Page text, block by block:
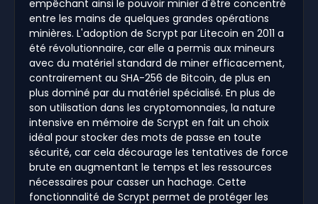
empêchant ainsi le pouvoir minier d'être concentré
entre les mains de quelques grandes opérations
minières. L'adoption de Scrypt par Litecoin en 2011 a
été révolutionnaire, car elle a permis aux mineurs
avec du matériel standard de miner efficacement,
contrairement au SHA-256 de Bitcoin, de plus en
plus dominé par du matériel spécialisé. En plus de
son utilisation dans les cryptomonnaies, la nature
intensive en mémoire de Scrypt en fait un choix
idéal pour stocker des mots de passe en toute
sécurité, car cela décourage les tentatives de force
brute en augmentant le temps et les ressources
nécessaires pour casser un hachage. Cette
fonctionnalité de Scrypt permet de protéger les